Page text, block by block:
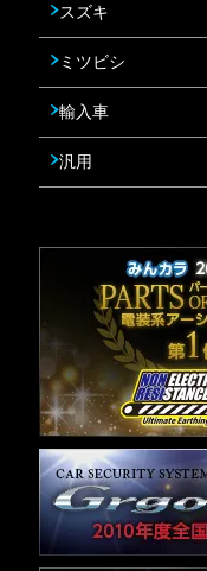
スズキ
ミツビシ
輸入車
汎用